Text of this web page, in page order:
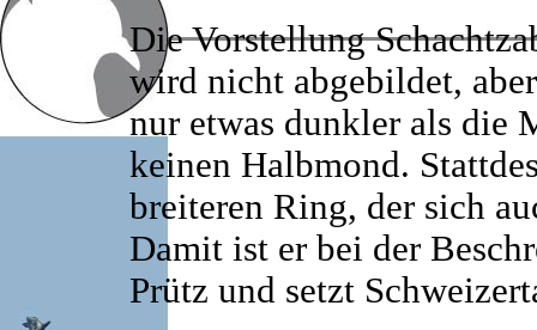
Die Vorstellung
wird nicht abgebildet,
nur etwas dunkler als die
keinen Halbmond.
breiteren Ring, der sich
Damit ist er bei der
Prütz und setzt